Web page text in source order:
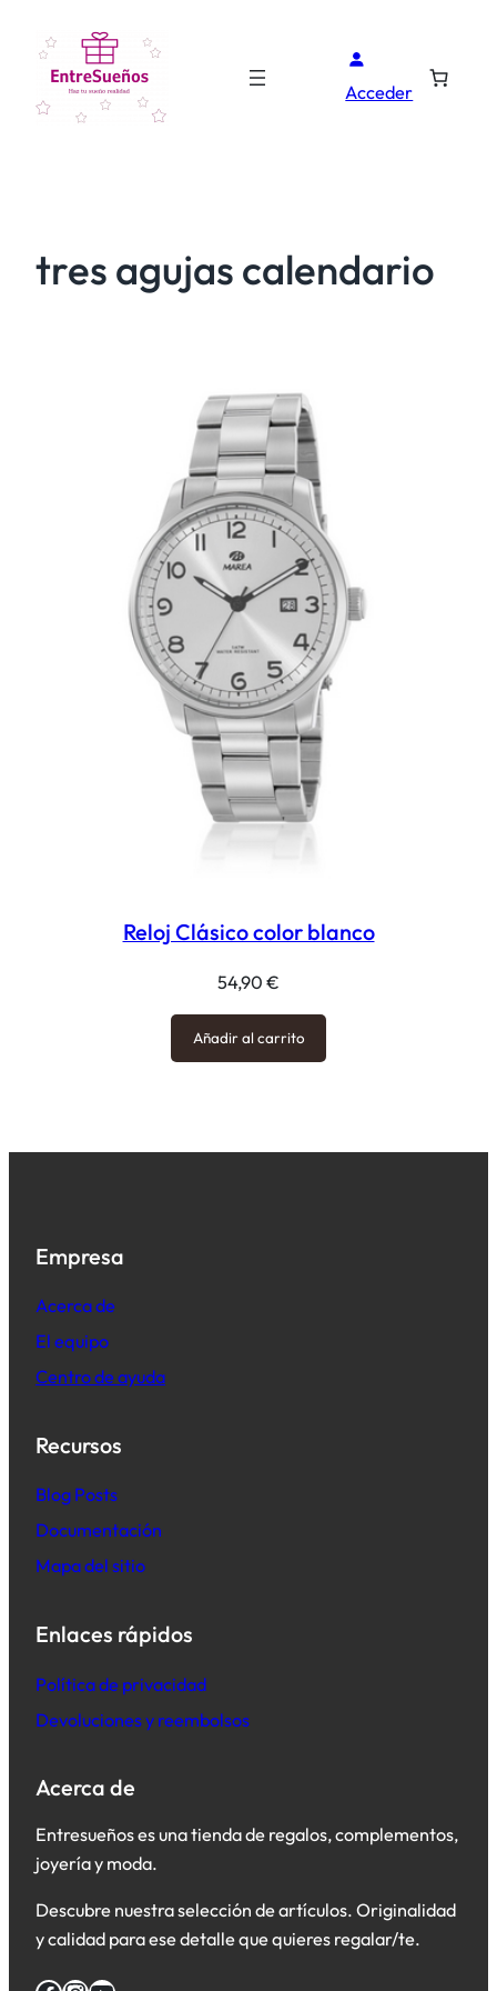
Acceder
tres agujas calendario
Reloj Clásico color blanco
54,90 €
Añadir al carrito
Empresa
Acerca de
El equipo
Centro de ayuda
Recursos
Blog Posts
Documentación
Mapa del sitio
Enlaces rápidos
Política de privacidad
Devoluciones y reembolsos
Acerca de
Entresueños es una tienda de regalos, complementos,
joyería y moda.
Descubre nuestra selección de artículos. Originalidad
y calidad para ese detalle que quieres regalar/te.